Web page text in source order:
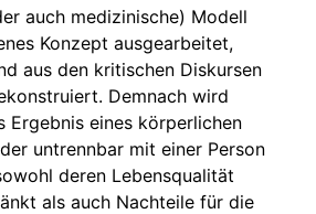
auch medizinische) Modell
Konzept ausgearbeitet,
aus den kritischen Diskursen
Demnach wird
Ergebnis eines körperlichen
untrennbar mit einer Person
deren Lebensqualität
als auch Nachteile für die